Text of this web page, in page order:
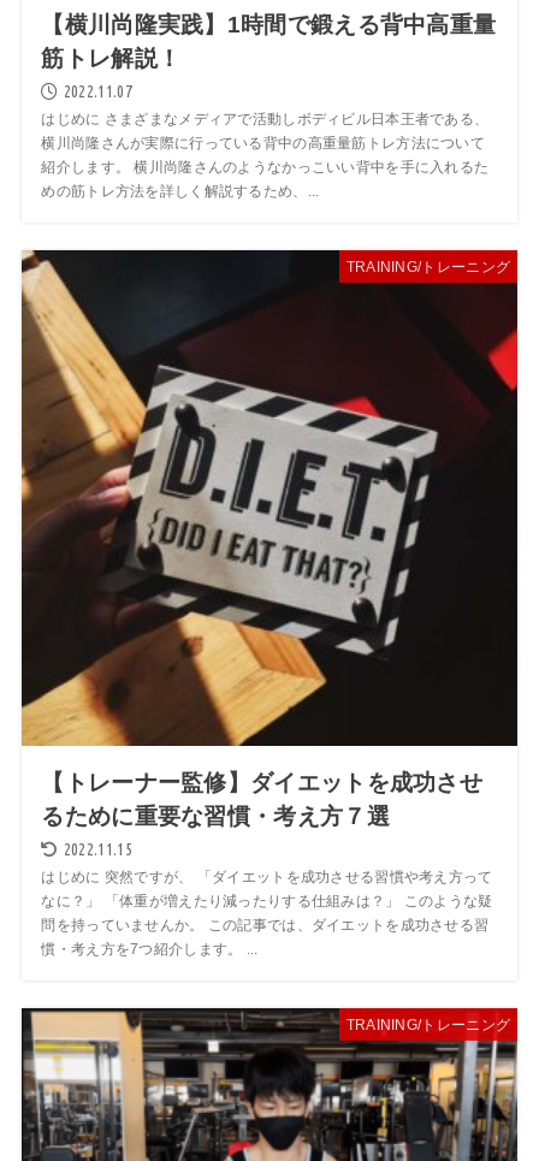
【横川尚隆実践】1時間で鍛える背中高重量
筋トレ解説！
2022.11.07
はじめに さまざまなメディアで活動しボディビル日本王者である、
横川尚隆さんが実際に行っている背中の高重量筋トレ方法について
紹介します。 横川尚隆さんのようなかっこいい背中を手に入れるた
めの筋トレ方法を詳しく解説するため、...
TRAINING/トレーニング
【トレーナー監修】ダイエットを成功させ
るために重要な習慣・考え方７選
2022.11.15
はじめに 突然ですが、 「ダイエットを成功させる習慣や考え方って
なに？」 「体重が増えたり減ったりする仕組みは？」 このような疑
問を持っていませんか。 この記事では、ダイエットを成功させる習
慣・考え方を7つ紹介します。 ...
TRAINING/トレーニング